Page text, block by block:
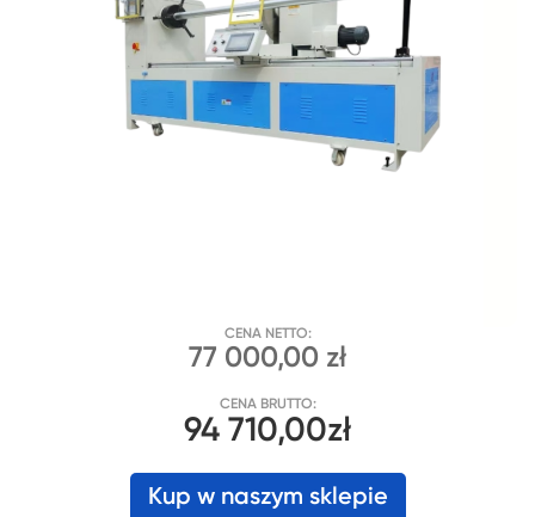
CENA NETTO:
77 000,00 zł
CENA BRUTTO:
94 710,00zł
Kup w naszym sklepie